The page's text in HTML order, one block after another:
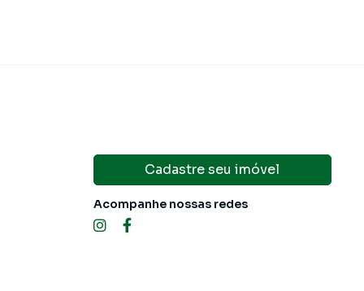
Cadastre seu imóvel
Acompanhe nossas redes